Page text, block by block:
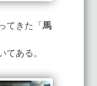
てきた「 馬
てある。